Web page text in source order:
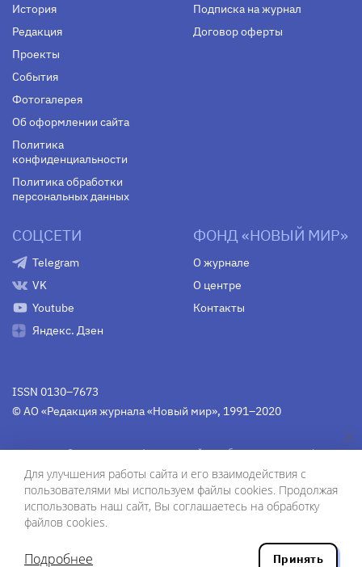
История
Редакция
Проекты
События
Фотогалерея
Об оформлении сайта
Политика
конфиденциальности
Политика обработки
персональных данных
Подписка на журнал
Договор оферты
СОЦСЕТИ
Telegram
VK
Youtube
Яндекс. Дзен
ФОНД «НОВЫЙ МИР»
О журнале
О центре
Контакты
ISSN 0130–7673
© АО «Редакция журнала «Новый мир», 1991–2020
Свидетельство Федеральной службы по надзору в сфере
коммуникаций средства массовой информации
(Роскомнадзор)ПИ № Фс 77-75754 от 13 июня 2019 г.
Разработка сайта — ООО «Инфодизайн»
Для улучшения работы сайта и его взаимодействия с
пользователями мы используем файлы cookies. Продолжая
использовать наш сайт, Вы соглашаетесь на обработку
файлов cookies.
Подробнее Принять